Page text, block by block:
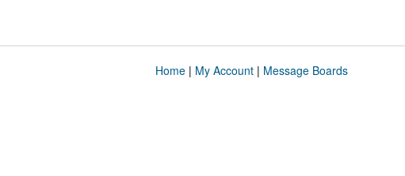
Home| My Account| Message Boards